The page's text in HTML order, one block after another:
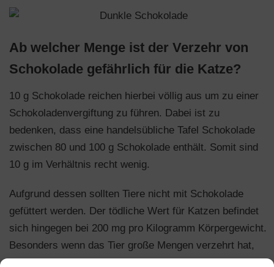
Ab welcher Menge ist der Verzehr von
Schokolade gefährlich für die Katze?
10 g Schokolade reichen hierbei völlig aus um zu einer
Schokoladenvergiftung zu führen. Dabei ist zu
bedenken, dass eine handelsübliche Tafel Schokolade
zwischen 80 und 100 g Schokolade enthält. Somit sind
10 g im Verhältnis recht wenig.
Aufgrund dessen sollten Tiere nicht mit Schokolade
gefüttert werden. Der tödliche Wert für Katzen befindet
sich hingegen bei 200 mg pro Kilogramm Körpergewicht.
Besonders wenn das Tier große Mengen verzehrt hat,
kann eine Vergiftung verheerende Folgen haben.